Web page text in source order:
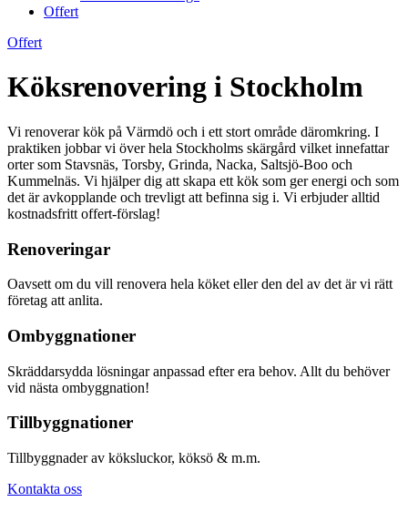
Offert
Offert
Köksrenovering i Stockholm
Vi renoverar kök på Värmdö och i ett stort område däromkring. I
praktiken jobbar vi över hela Stockholms skärgård vilket innefattar
orter som Stavsnäs, Torsby, Grinda, Nacka, Saltsjö-Boo och
Kummelnäs. Vi hjälper dig att skapa ett kök som ger energi och som
det är avkopplande och trevligt att befinna sig i. Vi erbjuder alltid
kostnadsfritt offert-förslag!
Renoveringar
Oavsett om du vill renovera hela köket eller den del av det är vi rätt
företag att anlita.
Ombyggnationer
Skräddarsydda lösningar anpassad efter era behov. Allt du behöver
vid nästa ombyggnation!
Tillbyggnationer
Tillbyggnader av köksluckor, köksö & m.m.
Kontakta oss